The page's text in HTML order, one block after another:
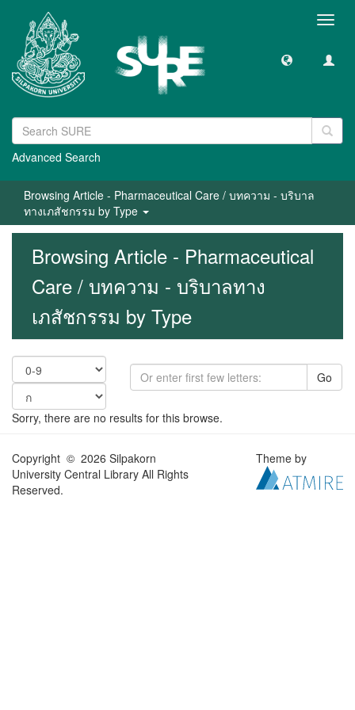
Advanced Search
Browsing Article - Pharmaceutical Care / บทความ - บริบาล
ทางเภสัชกรรม by Type
Browsing Article - Pharmaceutical
Care / บทความ - บริบาลทาง
เภสัชกรรม by Type
Go
Sorry, there are no results for this browse.
Copyright © 2026 Silpakorn
University Central Library All Rights
Reserved.
Theme by